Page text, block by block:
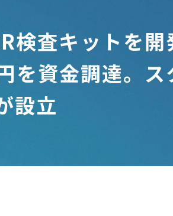
検査キットを
資金調達。ス
設立